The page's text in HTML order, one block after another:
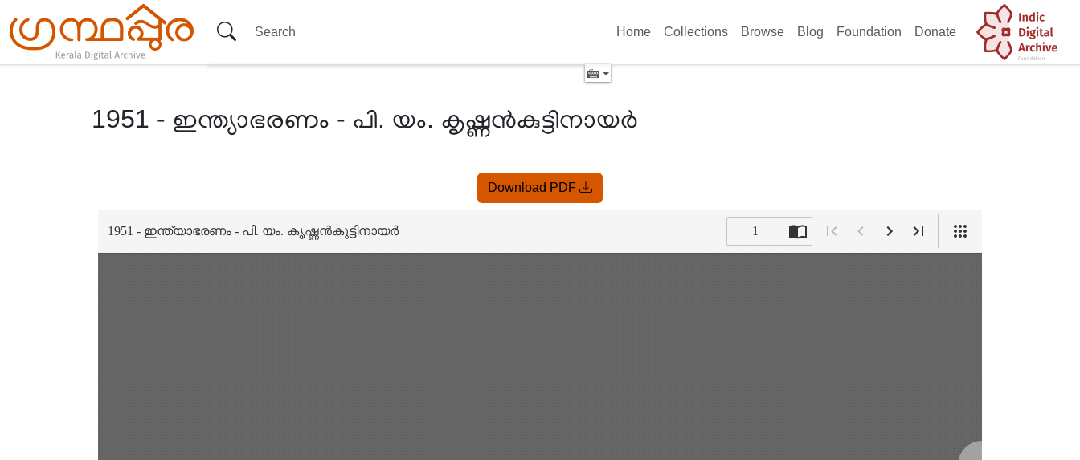
Home Collections Browse Blog Foundation Donate
1951 - ഇന്ത്യാഭരണം - പി. യം. കൃഷ്ണൻകുട്ടിനായർ
Download PDF